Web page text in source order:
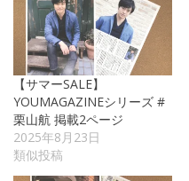
【サマーSALE】
YOUMAGAZINEシリーズ #
栗山航 掲載2ページ
2025年8月23日
類似投稿